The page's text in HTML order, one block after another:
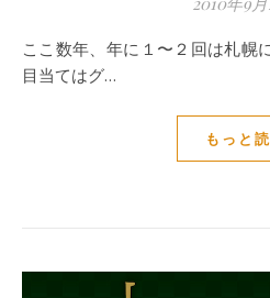
ここ数年、年に１〜２回は札幌に行く 札幌は好きな街だ お
目当てはグ…
もっと